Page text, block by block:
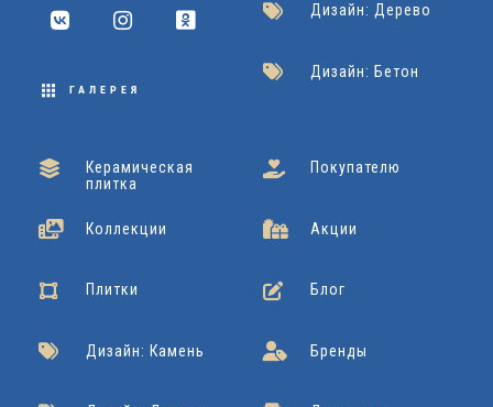
ГАЛЕРЕЯ
Дизайн: Дерево
Дизайн: Бетон
Керамическая
плитка
Коллекции
Плитки
Дизайн: Камень
Покупателю
Акции
Блог
Бренды